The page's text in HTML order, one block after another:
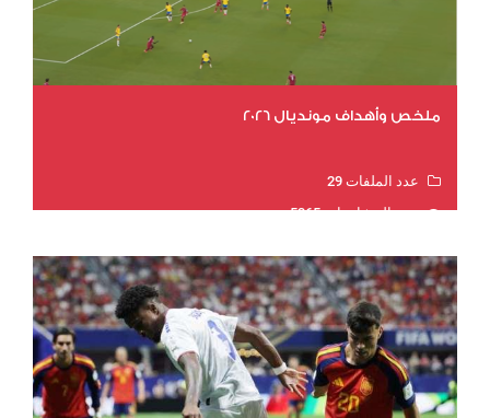
ملخص وأهداف مونديال 2026
عدد الملفات 29
عدد المشاهدات 5365